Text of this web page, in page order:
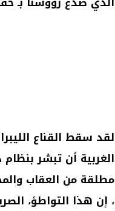
لقد سقط القناع
الغربية أن تبشر بنظام
مطلقة من العقاب
، إن هذا التواطؤ،